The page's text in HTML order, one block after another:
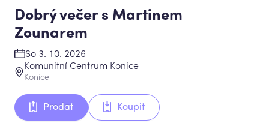
Dobrý večer s Martinem
Zounarem
So 3. 10. 2026
Komunitní Centrum Konice
Konice
Prodat Koupit